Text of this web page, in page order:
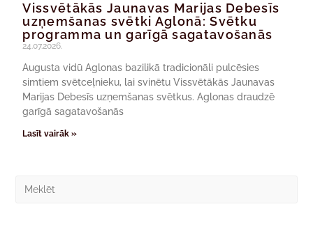
Vissvētākās Jaunavas Marijas Debesīs
uzņemšanas svētki Aglonā: Svētku
programma un garīgā sagatavošanās
24.07.2026.
Augusta vidū Aglonas bazilikā tradicionāli pulcēsies
simtiem svētceļnieku, lai svinētu Vissvētākās Jaunavas
Marijas Debesīs uzņemšanas svētkus. Aglonas draudzē
garīgā sagatavošanās
Lasīt vairāk »